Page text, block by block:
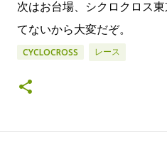
次はお台場、シクロクロス
てないから大変だぞ。
CYCLOCROSS レース